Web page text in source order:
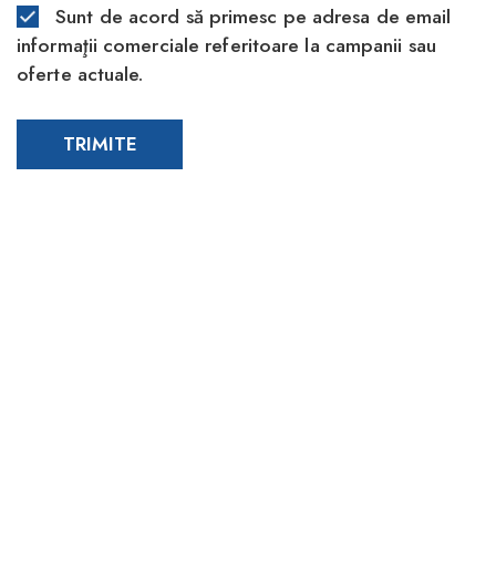
Sunt de acord să primesc pe adresa de email
informaţii comerciale referitoare la campanii sau
oferte actuale.
TRIMITE